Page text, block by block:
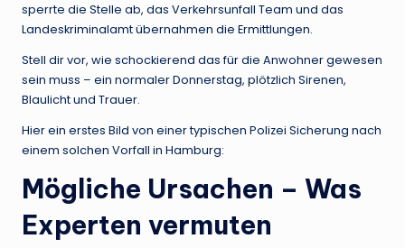
sperrte die Stelle ab, das Verkehrsunfall Team und das
Landeskriminalamt übernahmen die Ermittlungen.
Stell dir vor, wie schockierend das für die Anwohner gewesen
sein muss – ein normaler Donnerstag, plötzlich Sirenen,
Blaulicht und Trauer.
Hier ein erstes Bild von einer typischen Polizei Sicherung nach
einem solchen Vorfall in Hamburg:
Mögliche Ursachen – Was
Experten vermuten